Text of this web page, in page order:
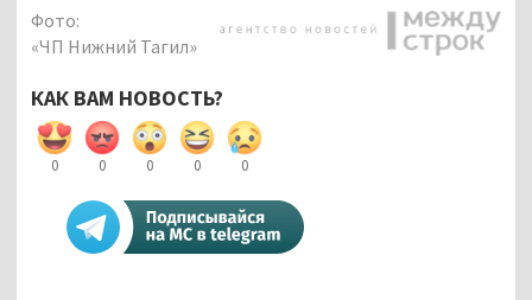
Фото:
«ЧП Нижний Тагил»
КАК ВАМ НОВОСТЬ?
0 0 0 0 0